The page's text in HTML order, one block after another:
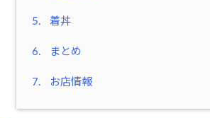
5. 着丼
6. まとめ
7. お店情報